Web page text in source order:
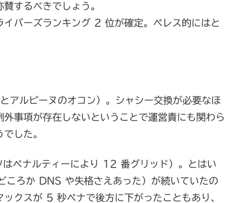
するべきでしょう。
バーズランキング 2 位が確定。ペレス的にはと
アルピーヌのオコン）。シャシー交換が必要なほ
事項が存在しないということで運営責にも関わら
した。
ペナルティーにより 12 番グリッド）。とはい
ころか DNS や失格さえあった）が続いていたの
クスが 5 秒ペナで後方に下がったこともあり、